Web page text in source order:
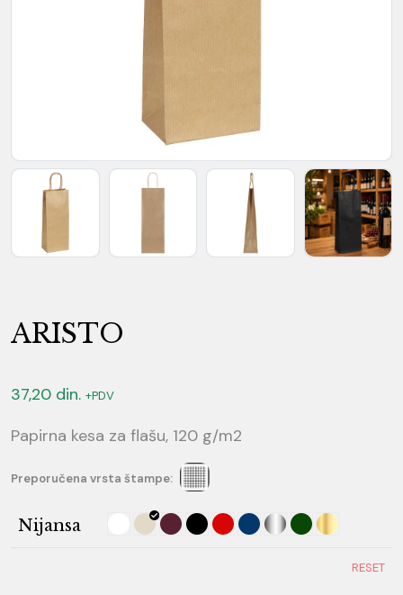
ARISTO
37,20 din. +PDV
Papirna kesa za flašu, 120 g/m2
Preporučena vrsta štampe:
Nijansa
RESET